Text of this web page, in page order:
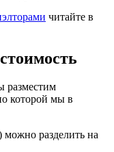
читайте в
разместим
которой мы в
разделить на